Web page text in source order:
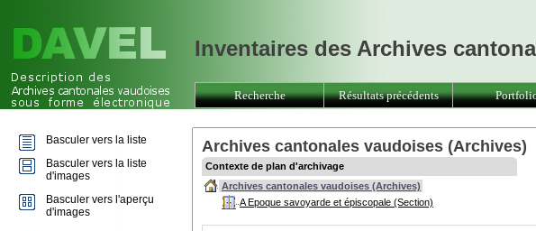
Archives cantonales vaudoises (Archives)
Contexte de plan d'archivage
Archives cantonales vaudoises (Archives)
A Epoque savoyarde et épiscopale (Section)
Inventaires des Archives
Recherche Résultats précédents
Basculer vers la liste
Basculer vers la liste
d'images
Basculer vers l'aperçu
d'images